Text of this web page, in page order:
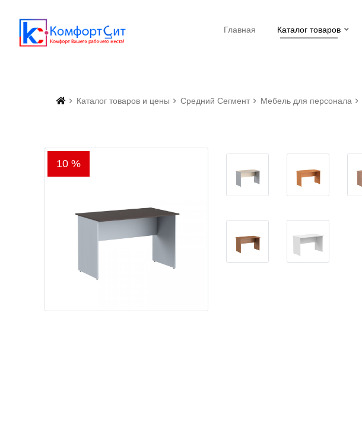
Главная Каталог товаров
Каталог товаров и цены Средний Сегмент Мебель для персонала
10 %